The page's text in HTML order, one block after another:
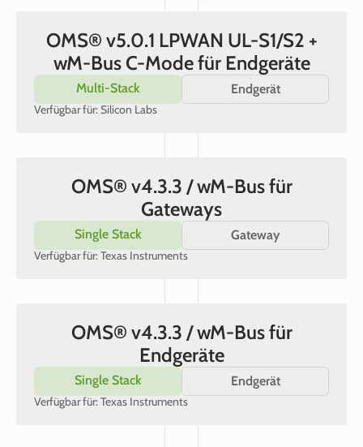
OMS® v5.0.1 LPWAN UL-S1/S2 +
wM-Bus C-Mode für Endgeräte
Multi-Stack Endgerät
Verfügbar für: Silicon Labs
OMS® v4.3.3 / wM-Bus für
Gateways
Single Stack Gateway
Verfügbar für: Texas Instruments
OMS® v4.3.3 / wM-Bus für
Endgeräte
Single Stack Endgerät
Verfügbar für: Texas Instruments